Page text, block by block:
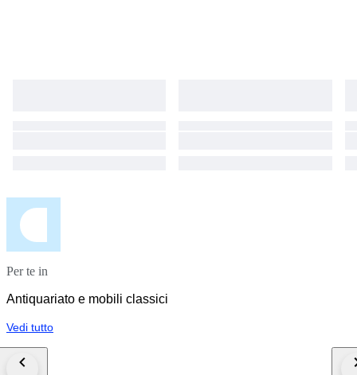
Per te in
Antiquariato e mobili classici
Vedi tutto